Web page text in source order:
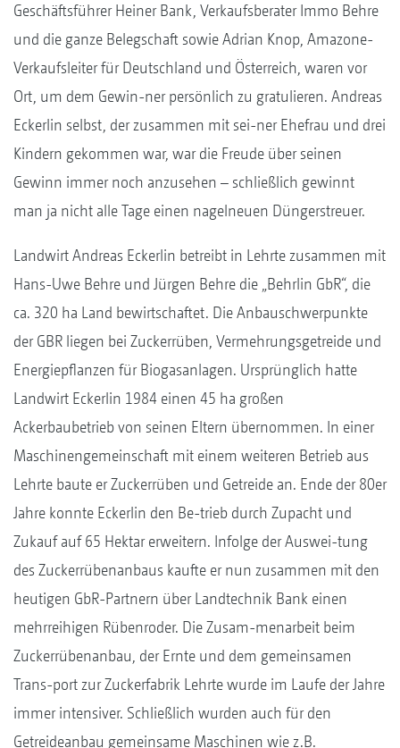
Geschäftsführer Heiner Bank, Verkaufsberater Immo Behre
und die ganze Belegschaft sowie Adrian Knop, Amazone-
Verkaufsleiter für Deutschland und Österreich, waren vor
Ort, um dem Gewin-ner persönlich zu gratulieren. Andreas
Eckerlin selbst, der zusammen mit sei-ner Ehefrau und drei
Kindern gekommen war, war die Freude über seinen
Gewinn immer noch anzusehen – schließlich gewinnt
man ja nicht alle Tage einen nagelneuen Düngerstreuer.
Landwirt Andreas Eckerlin betreibt in Lehrte zusammen mit
Hans-Uwe Behre und Jürgen Behre die „Behrlin GbR“, die
ca. 320 ha Land bewirtschaftet. Die Anbauschwerpunkte
der GBR liegen bei Zuckerrüben, Vermehrungsgetreide und
Energiepflanzen für Biogasanlagen. Ursprünglich hatte
Landwirt Eckerlin 1984 einen 45 ha großen
Ackerbaubetrieb von seinen Eltern übernommen. In einer
Maschinengemeinschaft mit einem weiteren Betrieb aus
Lehrte baute er Zuckerrüben und Getreide an. Ende der 80er
Jahre konnte Eckerlin den Be-trieb durch Zupacht und
Zukauf auf 65 Hektar erweitern. Infolge der Auswei-tung
des Zuckerrübenanbaus kaufte er nun zusammen mit den
heutigen GbR-Partnern über Landtechnik Bank einen
mehrreihigen Rübenroder. Die Zusam-menarbeit beim
Zuckerrübenanbau, der Ernte und dem gemeinsamen
Trans-port zur Zuckerfabrik Lehrte wurde im Laufe der Jahre
immer intensiver. Schließlich wurden auch für den
Getreideanbau gemeinsame Maschinen wie z.B.